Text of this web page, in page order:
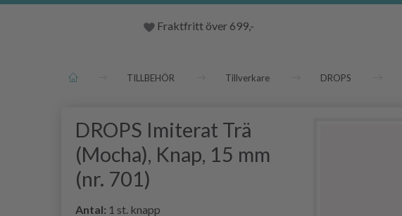
Fraktfritt över 699,-
TILLBEHÖR Tillverkare DROPS
DROPS Imiterat Trä
(Mocha), Knap, 15 mm
(nr. 701)
Antal: 1 st. knapp